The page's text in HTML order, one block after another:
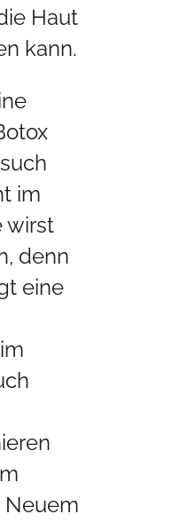
Haut
kann.
im
wirst
denn
eine
Neuem